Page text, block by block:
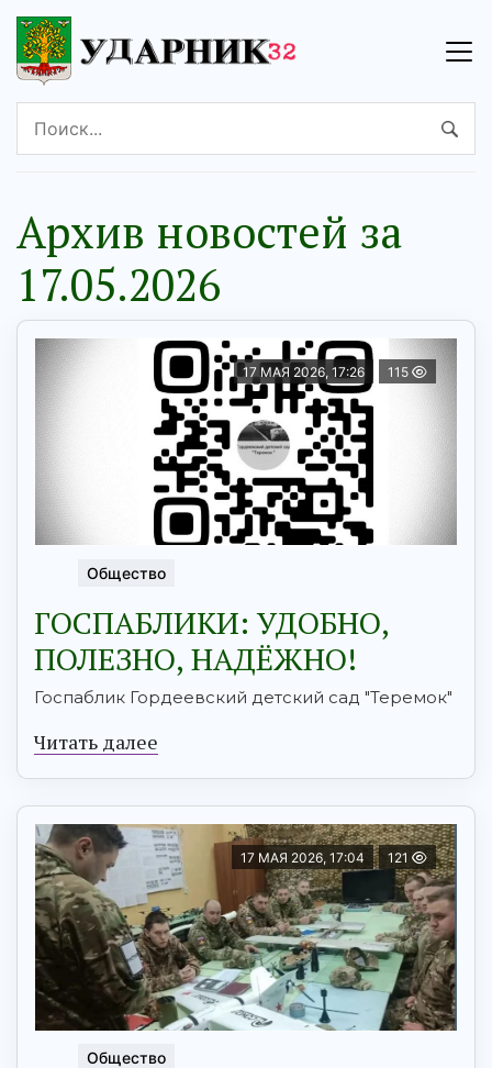
Архив новостей за
17.05.2026
17 МАЯ 2026, 17:26 115
Общество
ГОСПАБЛИКИ: УДОБНО,
ПОЛЕЗНО, НАДЁЖНО!
Госпаблик Гордеевский детский сад "Теремок"
Читать далее
17 МАЯ 2026, 17:04 121
Общество